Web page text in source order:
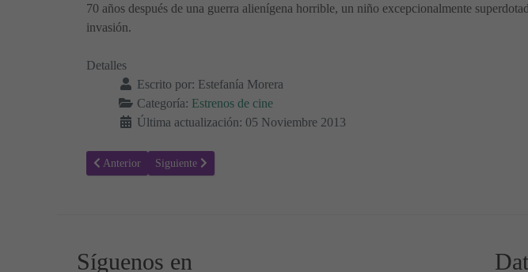
70 años después de una guerra alienígena horrible, un niño excepcionalmente
invasión.
Detalles
Escrito por: Estefanía Morera
Categoría: Estrenos de cine
Última actualización: 05 Noviembre 2013
Artículo anterior: Séptimo
Anterior Artículo siguiente: Somos los Miller
Siguiente
Síguenos en